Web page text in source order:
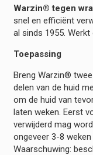
Warzin® tegen
snel en efficiënt
al sinds 1955.
Toepassing
Breng Warzin®
delen van de huid
om de huid van
laten weken. Eerst
verwijderd mag
ongeveer 3-8
Waarschuwing: